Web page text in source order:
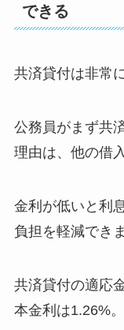
できる
共済貸付は非常
公務員がまず共
理由は、他の借
金利が低いと利
負担を軽減できま
共済貸付の適応
本金利は1.26%。